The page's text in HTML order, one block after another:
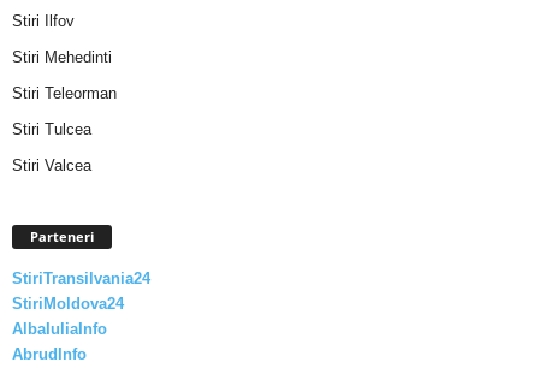
Stiri Ilfov
Stiri Mehedinti
Stiri Teleorman
Stiri Tulcea
Stiri Valcea
Parteneri
StiriTransilvania24
StiriMoldova24
AlbaIuliaInfo
AbrudInfo